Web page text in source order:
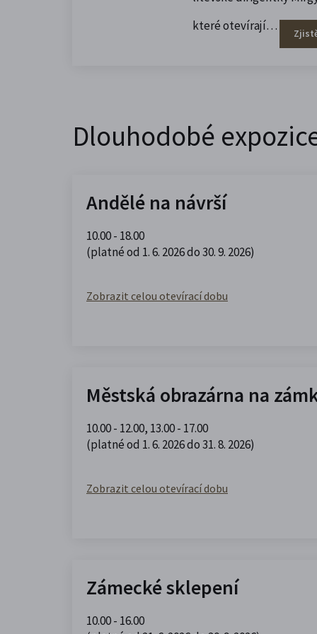
které otevírají…
Dlouhodobé
Andělé na návrší
10.00 - 18.00
(platné od 1. 6. 2026 do 30. 9. 2026)
Zobrazit celou otevírací dobu
Městská obrazárna na
10.00 - 12.00, 13.00 - 17.00
(platné od 1. 6. 2026 do 31. 8. 2026)
Zobrazit celou otevírací dobu
Zámecké sklepení
10.00 - 16.00